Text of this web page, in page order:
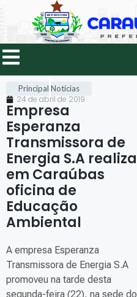
Principal Notícias
24 de abril de 2019
Empresa
Esperanza
Transmissora de
Energia S.A realiza
em Caraúbas
oficina de
Educação
Ambiental
A empresa Esperanza
Transmissora de Energia S.A
promoveu na tarde desta
segunda-feira (22), na sede do